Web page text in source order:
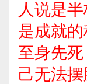
人说是
是成就
至身先
己无法